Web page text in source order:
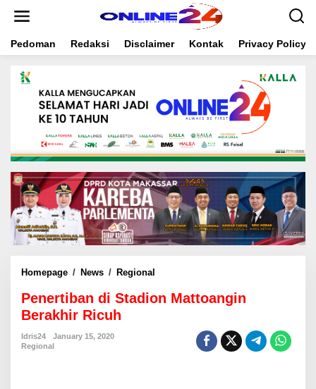
t
Pedoman Redaksi Disclaimer Kontak Privacy Policy
Homepage / News / Regional
n
Penertiban di Stadion Mattoangin
Berakhir Ricuh
Idris24
January 15, 2020
Regional